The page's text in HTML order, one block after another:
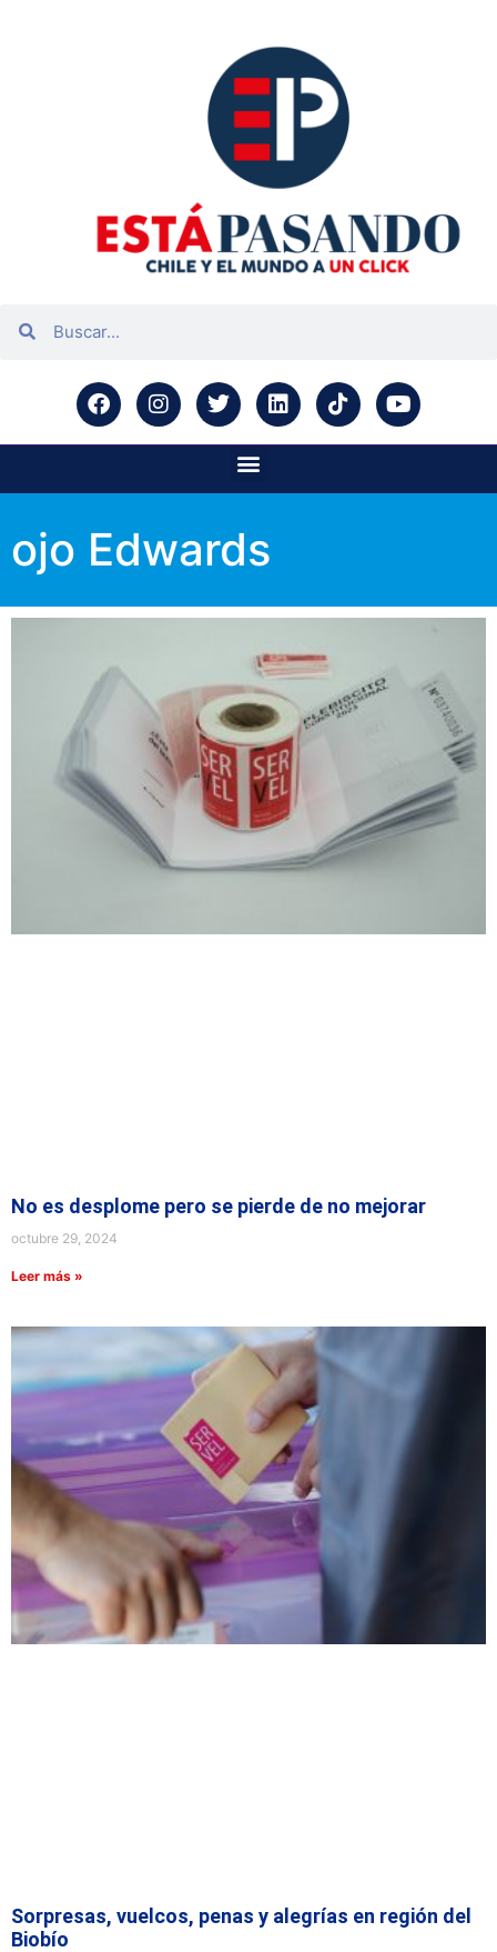
ojo Edwards
No es desplome pero se pierde de no mejorar
octubre 29, 2024
Leer más »
Sorpresas, vuelcos, penas y alegrías en región del
Biobío